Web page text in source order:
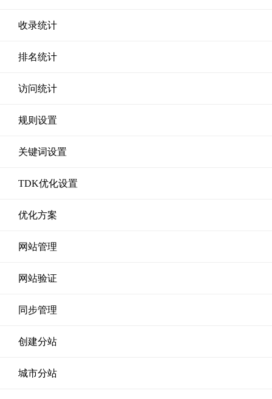
收录统计
排名统计
访问统计
规则设置
关键词设置
TDK优化设置
优化方案
网站管理
网站验证
同步管理
创建分站
城市分站